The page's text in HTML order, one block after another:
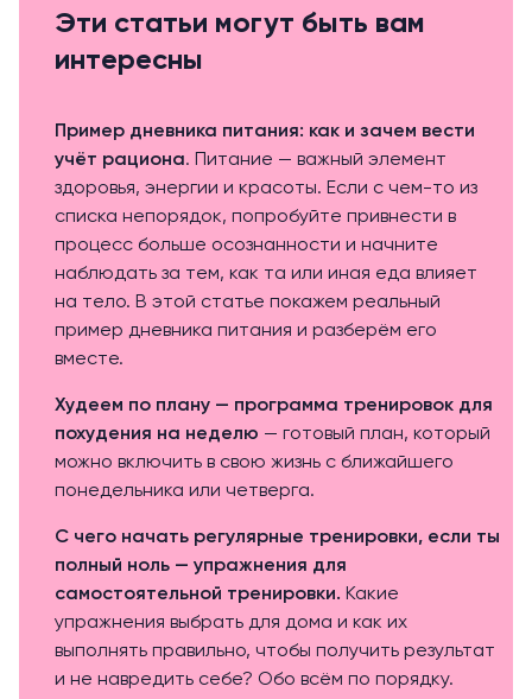
Эти статьи могут быть вам
интересны
Пример дневника питания: как и зачем вести
учёт рациона. Питание — важный элемент
здоровья, энергии и красоты. Если с чем-то из
списка непорядок, попробуйте привнести в
процесс больше осознанности и начните
наблюдать за тем, как та или иная еда влияет
на тело. В этой статье покажем реальный
пример дневника питания и разберём его
вместе.
Худеем по плану — программа тренировок для
похудения на неделю — готовый план, который
можно включить в свою жизнь с ближайшего
понедельника или четверга.
С чего начать регулярные тренировки, если ты
полный ноль — упражнения для
самостоятельной тренировки. Какие
упражнения выбрать для дома и как их
выполнять правильно, чтобы получить результат
и не навредить себе? Обо всём по порядку.